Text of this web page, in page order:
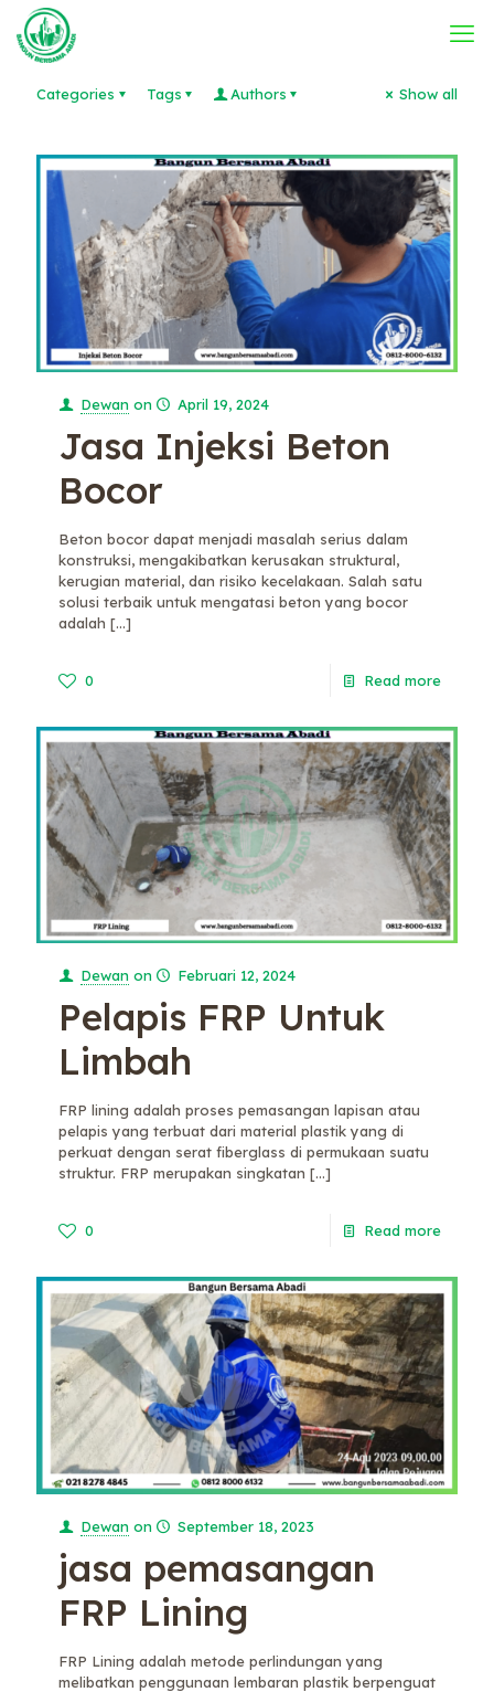
Categories Tags Authors Show all
Dewan on April 19, 2024
Jasa Injeksi Beton
Bocor
Beton bocor dapat menjadi masalah serius dalam
konstruksi, mengakibatkan kerusakan struktural,
kerugian material, dan risiko kecelakaan. Salah satu
solusi terbaik untuk mengatasi beton yang bocor
adalah […]
0 Read more
Dewan on Februari 12, 2024
Pelapis FRP Untuk
Limbah
FRP lining adalah proses pemasangan lapisan atau
pelapis yang terbuat dari material plastik yang di
perkuat dengan serat fiberglass di permukaan suatu
struktur. FRP merupakan singkatan […]
0 Read more
Dewan on September 18, 2023
jasa pemasangan
FRP Lining
FRP Lining adalah metode perlindungan yang
melibatkan penggunaan lembaran plastik berpenguat